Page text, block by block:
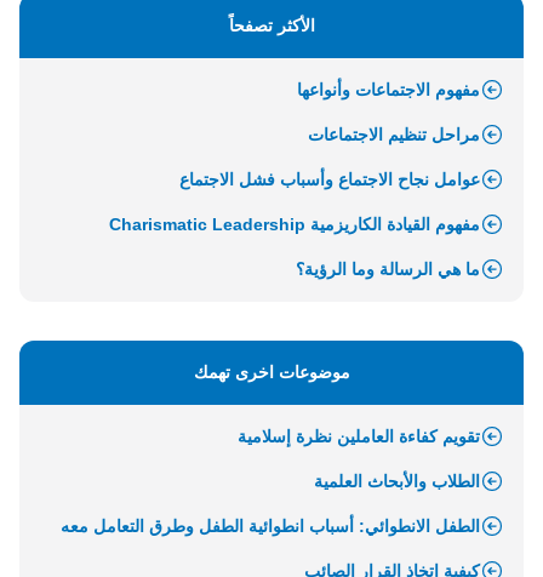
حول تشكيلة الفريق، ومن هم أعضاءه،...
الأكثر تصفحاً
مفهوم الاجتماعات وأنواعها
مراحل تنظيم الاجتماعات
عوامل نجاح الاجتماع وأسباب فشل الاجتماع
مفهوم القيادة الكاريزمية Charismatic Leadership
ما هي الرسالة وما الرؤية؟
موضوعات اخرى تهمك
تقويم كفاءة العاملين نظرة إسلامية
الطلاب والأبحاث العلمية
الطفل الانطوائي: أسباب انطوائية الطفل وطرق التعامل معه
كيفية اتخاذ القرار الصائب